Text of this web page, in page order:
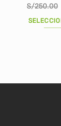
S/250.00